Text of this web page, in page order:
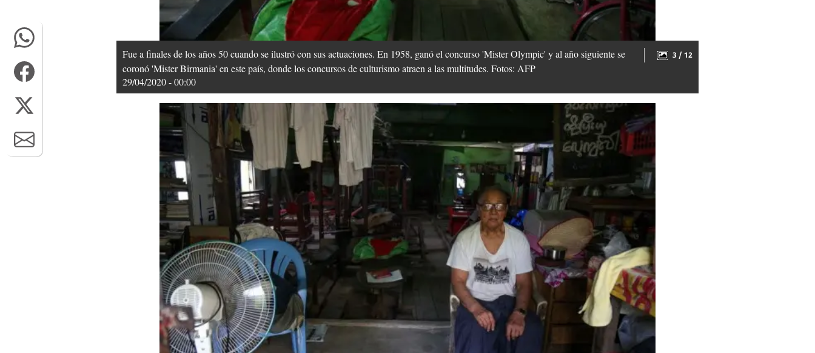
Fue a finales de los años 50 cuando se ilustró con sus actuaciones. En 1958, ganó el concurso 'Mister Olympic' y al año siguiente se
coronó 'Mister Birmania' en este país, donde los concursos de culturismo atraen a las multitudes. Fotos: AFP
29/04/2020 - 00:00
3 / 12